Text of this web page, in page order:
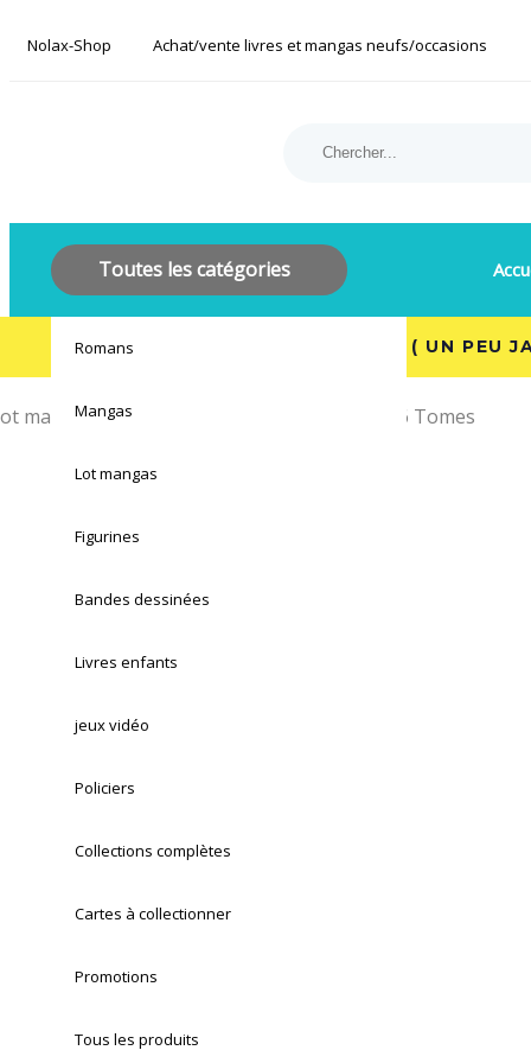
links Skip
content
Nolax-Shop Achat/vente livres et mangas neufs/occasions
Toutes les catégories
Romans
Mangas
Lot mangas
Figurines
Bandes dessinées
Livres enfants
jeux vidéo
Policiers
Collections complètes
Cartes à collectionner
Promotions
Tous les produits
ÉTAT : OCCASION : BON ÉTAT ( UN PEU
mangas Aspirin : Collection Complète – 6 Tomes